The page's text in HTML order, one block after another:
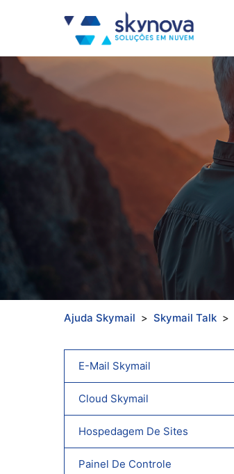
Ajuda Skymail Skymail Talk
E-Mail Skymail
Cloud Skymail
Hospedagem De Sites
Painel De Controle